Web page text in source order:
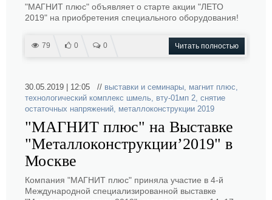
"МАГНИТ плюс" объявляет о старте акции "ЛЕТО
2019" на приобретения специального оборудования!
79 0 0 Читать полностью
30.05.2019 | 12:05 // выставки и семинары, магнит плюс,
технологический комплекс шмель, вту-01мп 2, снятие
остаточных напряжений, металлоконструкции 2019
"МАГНИТ плюс" на Выставке
"Металлоконструкции’2019" в
Москве
Компания "МАГНИТ плюс" приняла участие в 4-й
Международной специализированной выставке